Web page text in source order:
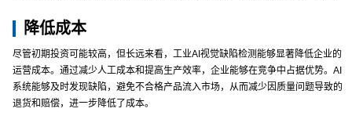
降低成本
尽管初期投资可能较高，但长远来看，工业AI视觉缺陷检测能够显著降低企业的
运营成本。通过减少人工成本和提高生产效率，企业能够在竞争中占据优势。AI
系统能够及时发现缺陷，避免不合格产品流入市场，从而减少因质量问题导致的
退货和赔偿，进一步降低了成本。